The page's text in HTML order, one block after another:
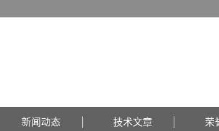
新闻动态 技术文章 荣